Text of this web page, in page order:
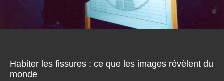
Habiter les fissures : ce que les images révèlent du
monde